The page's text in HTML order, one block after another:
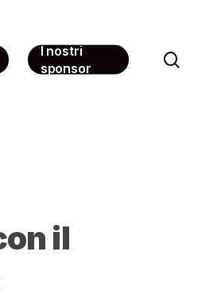
I nostri
sponsor
il